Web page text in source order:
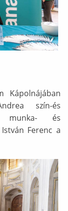
Kápolnájában
szín-és
munka- és
Ferenc a